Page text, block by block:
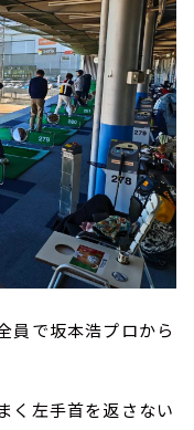
員で坂本浩プロから
く左手首を返さない